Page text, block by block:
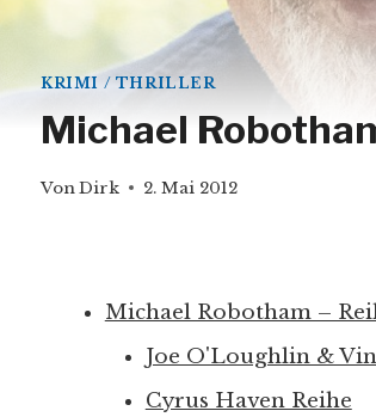
KRIMI / THRILLER
Michael
VonDirk 2. Mai 2012
Michael Robotham –
Joe O'Loughlin &
Cyrus Haven Reihe